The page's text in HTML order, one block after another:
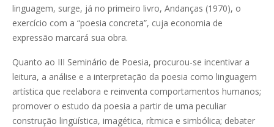
linguagem, surge, já no primeiro livro, Andanças (1970), o
exercício com a “poesia concreta”, cuja economia de
expressão marcará sua obra.
Quanto ao III Seminário de Poesia, procurou-se incentivar a
leitura, a análise e a interpretação da poesia como linguagem
artística que reelabora e reinventa comportamentos humanos;
promover o estudo da poesia a partir de uma peculiar
construção lingüística, imagética, rítmica e simbólica; debater